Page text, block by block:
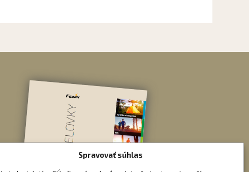
Spravovať súhlas